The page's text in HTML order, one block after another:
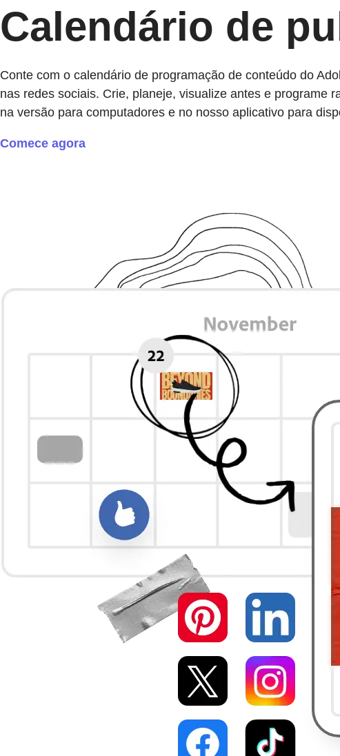
Calendário de
Conte com o calendário de programação de conteúdo do
nas redes sociais. Crie, planeje, visualize antes e programe
na versão para computadores e no nosso aplicativo para
Comece agora